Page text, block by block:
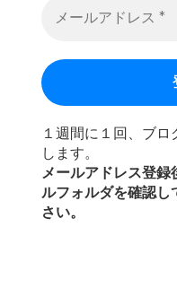
１週間に１回、ブ
します。
メールアドレス登
ルフォルダを確認し
さい。